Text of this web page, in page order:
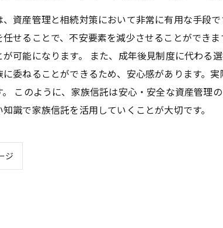
資産管理と相続対策において非常に有用な手段
任せることで、不安要素を減少させることができ
が可能になります。 また、成年後見制度に代わる
委ねることができるため、安心感があります。
。 このように、家族信託は安心・安全な資産管理
識で家族信託を活用していくことが大切です。
ジ